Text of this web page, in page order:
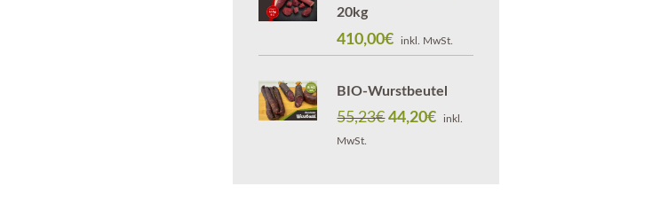
20kg
410,00€ inkl. MwSt.
BIO-Wurstbeutel
55,23€ Ursprünglicher
44,20€ Aktueller
inkl.
MwSt.